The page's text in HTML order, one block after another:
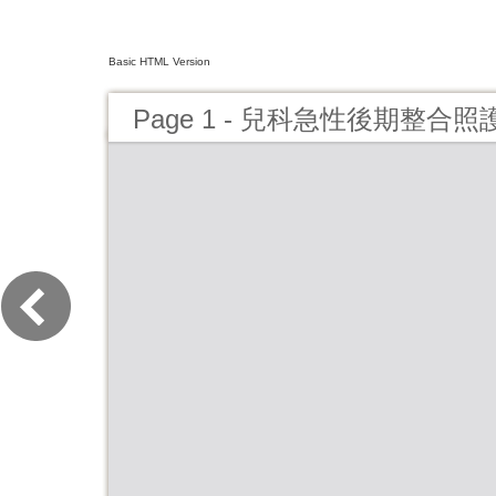
Basic HTML Version
Page 1 - 兒科急性後期整合照